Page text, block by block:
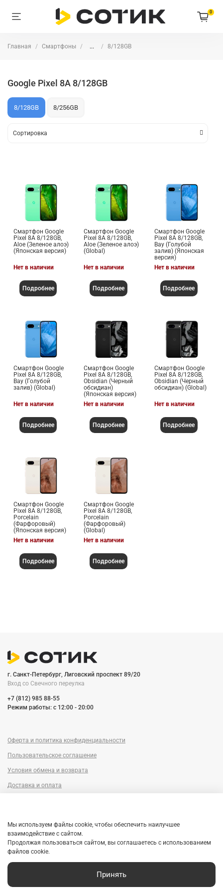
0
Главная Смартфоны ... 8/128GB
Google Pixel 8A 8/128GB
8/128GB 8/256GB
Смартфон Google
Pixel 8A 8/128GB,
Aloe (Зеленое алоэ)
(Японская версия)
Нет в наличии
Подробнее
Смартфон Google
Pixel 8A 8/128GB,
Aloe (Зеленое алоэ)
(Global)
Нет в наличии
Подробнее
Смартфон Google
Pixel 8A 8/128GB,
Bay (Голубой
залив) (Японская
версия)
Нет в наличии
Подробнее
Смартфон Google
Pixel 8A 8/128GB,
Bay (Голубой
залив) (Global)
Нет в наличии
Подробнее
Смартфон Google
Pixel 8A 8/128GB,
Obsidian (Черный
обсидиан)
(Японская версия)
Нет в наличии
Подробнее
Смартфон Google
Pixel 8A 8/128GB,
Obsidian (Черный
обсидиан) (Global)
Нет в наличии
Подробнее
Смартфон Google
Pixel 8A 8/128GB,
Porcelain
(Фарфоровый)
(Японская версия)
Нет в наличии
Подробнее
Смартфон Google
Pixel 8A 8/128GB,
Porcelain
(Фарфоровый)
(Global)
Нет в наличии
Подробнее
г. Санкт-Петербург, Лиговский проспект 89/20
Вход со Cвечного переулка
+7 (812) 985 88-55
Режим работы: c 12:00 - 20:00
Оферта и политика конфиденциальности
Пользовательское соглашение
Условия обмена и возврата
Доставка и оплата
Рассрочка
Мы используем файлы cookie, чтобы обеспечить наилучшее
взаимодействие с сайтом.
Продолжая пользоваться сайтом, вы соглашаетесь с использованием
файлов cookie.
Принять